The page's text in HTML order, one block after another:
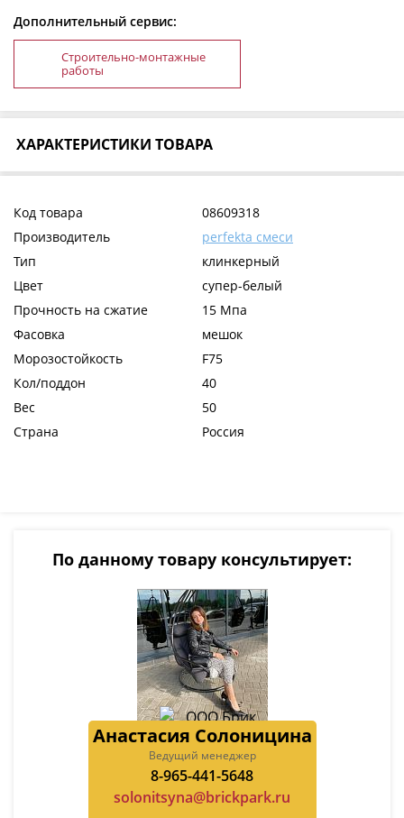
Дополнительный сервис:
Строительно-монтажные
работы
ХАРАКТЕРИСТИКИ ТОВАРА
Код товара
08609318
Производитель
perfekta смеси
Тип
клинкерный
Цвет
супер-белый
Прочность на сжатие
15 Мпа
Фасовка
мешок
Морозостойкость
F75
Кол/поддон
40
Вес
50
Страна
Россия
По данному товару консультирует:
Анастасия Солоницина
Ведущий менеджер
8-965-441-5648
solonitsyna@brickpark.ru